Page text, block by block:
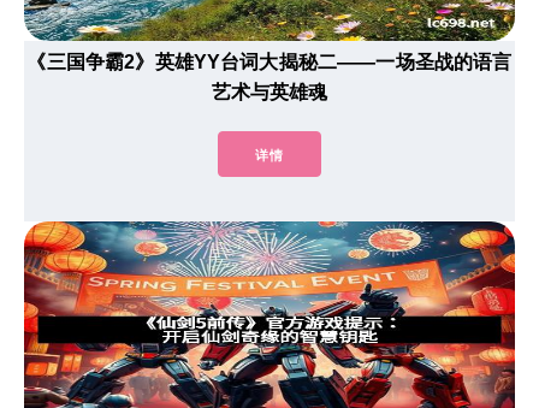
《三国争霸2》英雄YY台词大揭秘二——一场圣战的语言
艺术与英雄魂
详情